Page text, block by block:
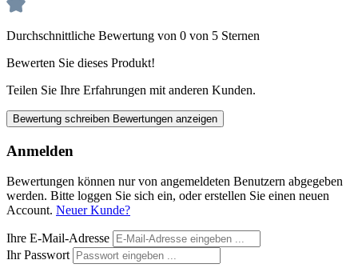
Durchschnittliche Bewertung von 0 von 5 Sternen
Bewerten Sie dieses Produkt!
Teilen Sie Ihre Erfahrungen mit anderen Kunden.
Bewertung schreiben Bewertungen anzeigen
Anmelden
Bewertungen können nur von angemeldeten Benutzern abgegeben
werden. Bitte loggen Sie sich ein, oder erstellen Sie einen neuen
Account. Neuer Kunde?
Ihre E-Mail-Adresse
Ihr Passwort